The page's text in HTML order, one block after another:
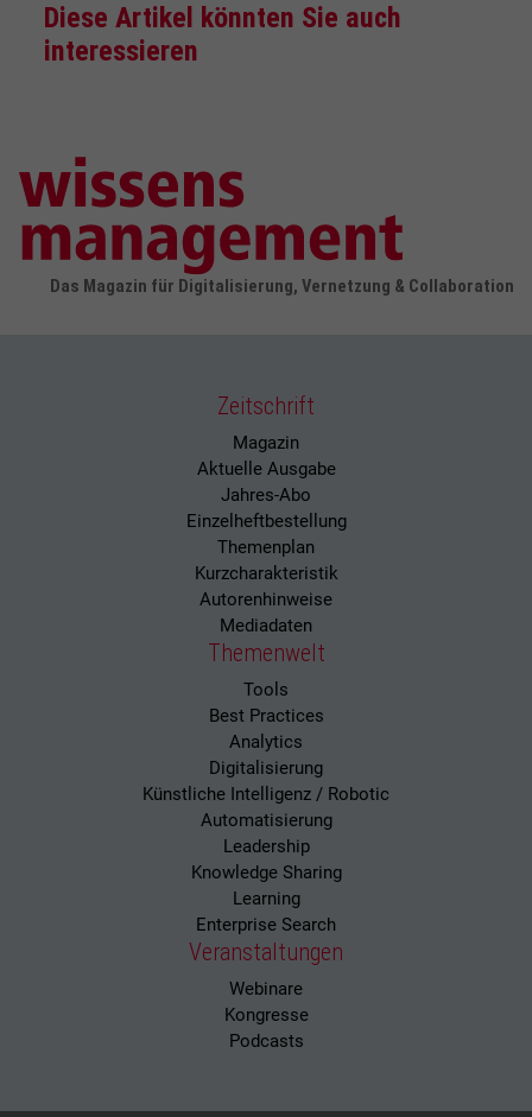
Diese Artikel könnten Sie auch
interessieren
Das Magazin für Digitalisierung, Vernetzung & Collaboration
Zeitschrift
Magazin
Aktuelle Ausgabe
Jahres-Abo
Einzelheftbestellung
Themenplan
Kurzcharakteristik
Autorenhinweise
Mediadaten
Themenwelt
Tools
Best Practices
Analytics
Digitalisierung
Künstliche Intelligenz / Robotic
Automatisierung
Leadership
Knowledge Sharing
Learning
Enterprise Search
Veranstaltungen
Webinare
Kongresse
Podcasts